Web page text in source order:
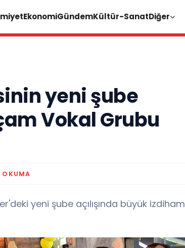
EkonomiGündemKültür-SanatDiğer
yeni şube
Vokal Grubu
OKUMA
yeni şube açılışında büyük izdiham